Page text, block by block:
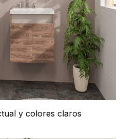
y colores claros